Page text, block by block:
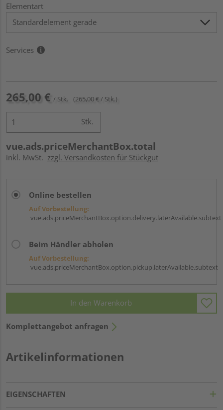
Elementart
Services
265,00 € / Stk. (265,00 € / Stk.)
Stk.
vue.ads.priceMerchantBox.total
inkl. MwSt. zzgl. Versandkosten für Stückgut
Online bestellen
Auf Vorbestellung:
vue.ads.priceMerchantBox.option.delivery.laterAvailable.subtext
Beim Händler abholen
Auf Vorbestellung:
vue.ads.priceMerchantBox.option.pickup.laterAvailable.subtext
In den Warenkorb
Komplettangebot anfragen
Artikelinformationen
EIGENSCHAFTEN